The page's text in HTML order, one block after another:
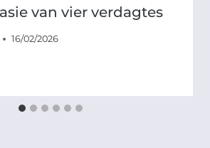
van vier verdagtes
16/02/2026